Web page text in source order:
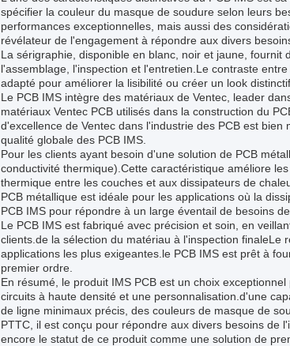
spécifier la couleur du masque de soudure selon leurs
performances exceptionnelles, mais aussi des
révélateur de l'engagement à répondre aux divers
La sérigraphie, disponible en blanc, noir et jaune,
l'assemblage, l'inspection et l'entretien.Le contraste
adapté pour améliorer la lisibilité ou créer un look
Le PCB IMS intègre des matériaux de Ventec, leader
matériaux Ventec PCB utilisés dans la construction du
d'excellence de Ventec dans l'industrie des PCB est
qualité globale des PCB IMS.
Pour les clients ayant besoin d'une solution de PCB
conductivité thermique).Cette caractéristique améliore
thermique entre les couches et aux dissipateurs de
PCB métallique est idéale pour les applications où la
PCB IMS pour répondre à un large éventail de besoins
Le PCB IMS est fabriqué avec précision et soin, en
clients.de la sélection du matériau à l'inspection
applications les plus exigeantes.le PCB IMS est prêt à
premier ordre.
En résumé, le produit IMS PCB est un choix
circuits à haute densité et une personnalisation.d'une
de ligne minimaux précis, des couleurs de masque de
PTTC, il est conçu pour répondre aux divers besoins de
encore le statut de ce produit comme une solution de